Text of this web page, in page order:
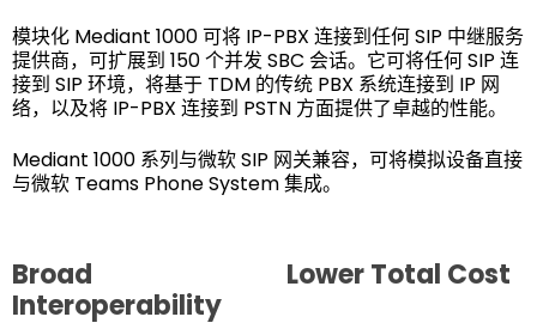
模块化 Mediant 1000 可将 IP-PBX 连接到任何 SIP 中继服务
提供商，可扩展到 150 个并发 SBC 会话。它可将任何 SIP 连
接到 SIP 环境，将基于 TDM 的传统 PBX 系统连接到 IP 网
络，以及将 IP-PBX 连接到 PSTN 方面提供了卓越的性能。
Mediant 1000 系列与微软 SIP 网关兼容，可将模拟设备直接
与微软 Teams Phone System 集成。
Broad
Interoperability
Lower Total Cost